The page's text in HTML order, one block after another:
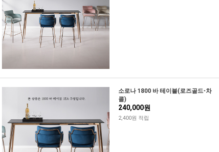
소로나 1800 바 테이블(로즈골드-차
콜)
240,000원
2,400원 적립